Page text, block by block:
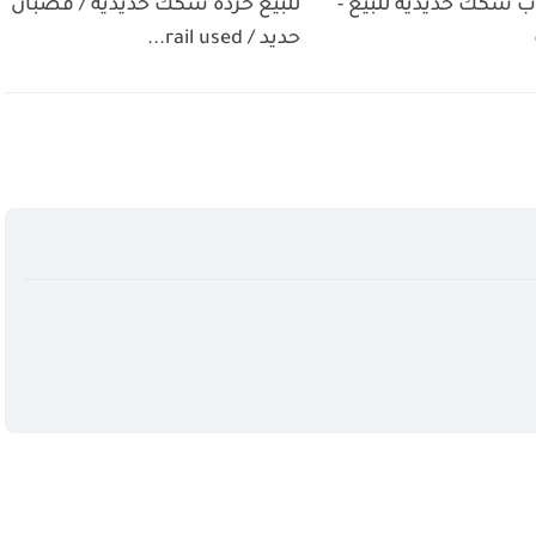
سكك حديدية للبيع -
للبيع خردة سكك حديديه / قضبان
حديد / rail used...